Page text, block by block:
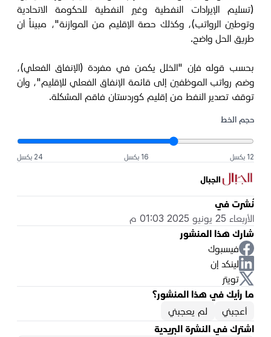
(تسليم الإيرادات النفطية وغير النفطية للحكومة الاتحادية
وتوطين الرواتب)، وكذلك حصة الإقليم من الموازنة"، مبيناً أن
طريق الحل واضح.
بحسب قوله فإن "الخلل يكمن في مفردة (الإنفاق الفعلي)،
وضم رواتب الموظفين إلى قائمة الإنفاق الفعلي للإقليم"، وأن
توقف تصدير النفط من إقليم كوردستان فاقم المشكلة.
حجم الخط
12 بكسل 16 بكسل 24 بكسل
الجبال
نُشرت في
الأربعاء 25 يونيو 2025 01:03 م
شارك هذا المنشور
فيسبوك
لينكد إن
تويتر
ما رأيك في هذا المنشور؟
أعجبني
لم يعجبني
اشترك في النشرة البريدية